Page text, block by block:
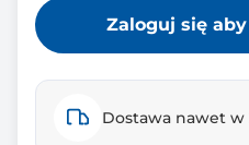
Zaloguj się
Dostawa nawet w